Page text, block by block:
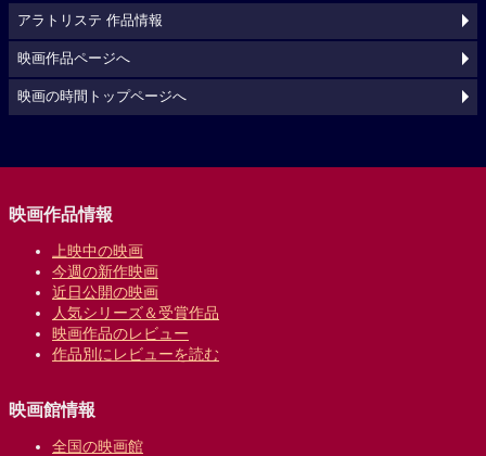
アラトリステ 作品情報
映画作品ページへ
映画の時間トップページへ
映画作品情報
上映中の映画
今週の新作映画
近日公開の映画
人気シリーズ＆受賞作品
映画作品のレビュー
作品別にレビューを読む
映画館情報
全国の映画館